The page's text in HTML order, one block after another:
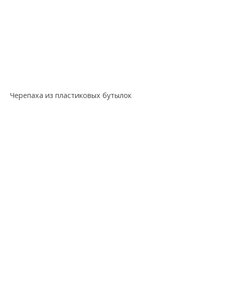
Черепаха из пластиковых бутылок